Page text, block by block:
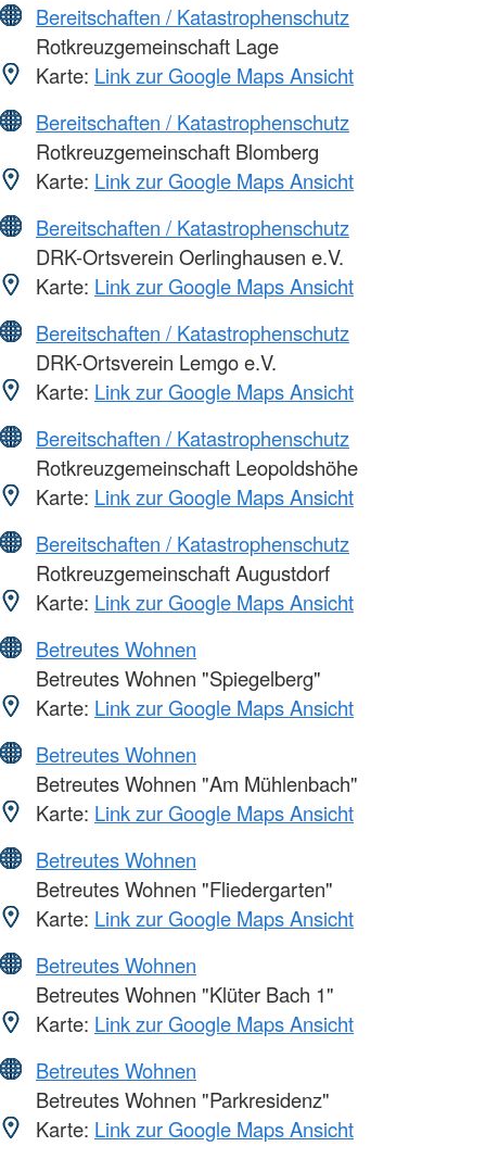
Bereitschaften / Katastrophenschutz
Rotkreuzgemeinschaft Lage
Karte: Link zur Google Maps Ansicht
Bereitschaften / Katastrophenschutz
Rotkreuzgemeinschaft Blomberg
Karte: Link zur Google Maps Ansicht
Bereitschaften / Katastrophenschutz
DRK-Ortsverein Oerlinghausen e.V.
Karte: Link zur Google Maps Ansicht
Bereitschaften / Katastrophenschutz
DRK-Ortsverein Lemgo e.V.
Karte: Link zur Google Maps Ansicht
Bereitschaften / Katastrophenschutz
Rotkreuzgemeinschaft Leopoldshöhe
Karte: Link zur Google Maps Ansicht
Bereitschaften / Katastrophenschutz
Rotkreuzgemeinschaft Augustdorf
Karte: Link zur Google Maps Ansicht
Betreutes Wohnen
Betreutes Wohnen "Spiegelberg"
Karte: Link zur Google Maps Ansicht
Betreutes Wohnen
Betreutes Wohnen "Am Mühlenbach"
Karte: Link zur Google Maps Ansicht
Betreutes Wohnen
Betreutes Wohnen "Fliedergarten"
Karte: Link zur Google Maps Ansicht
Betreutes Wohnen
Betreutes Wohnen "Klüter Bach 1"
Karte: Link zur Google Maps Ansicht
Betreutes Wohnen
Betreutes Wohnen "Parkresidenz"
Karte: Link zur Google Maps Ansicht